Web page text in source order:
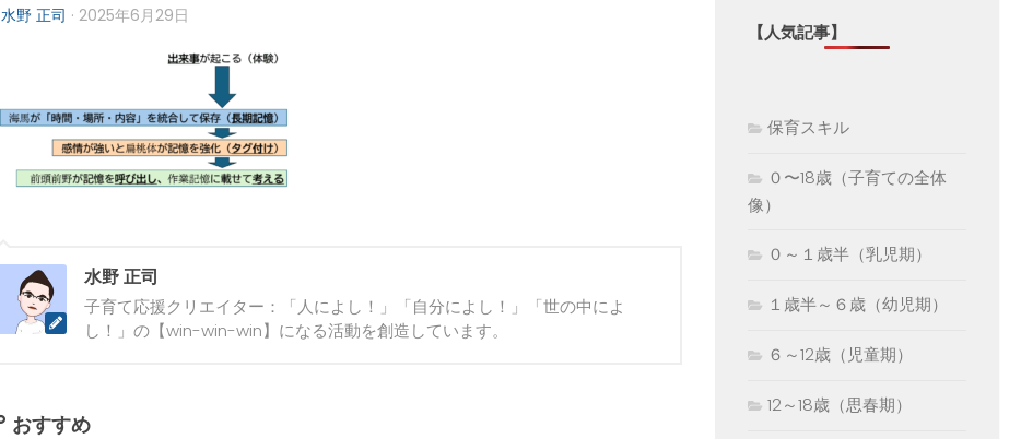
水野 正司 · 2025年6月29日
水野 正司
子育て応援クリエイター：「人によし！」「自分によし！」「世の中によ
し！」の【win-win-win】になる活動を創造しています。
おすすめ
【人気記事】
保育スキル
０〜18歳（子育ての全体
像）
０～１歳半（乳児期）
１歳半～６歳（幼児期）
６～12歳（児童期）
12～18歳（思春期）